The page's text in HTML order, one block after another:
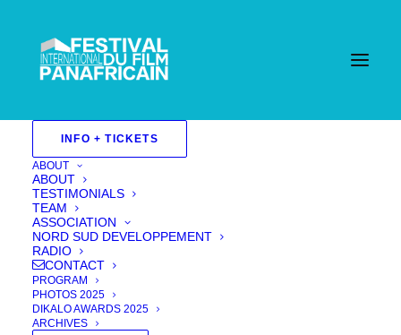
INFO + TICKETS
ABOUT
ABOUT
TESTIMONIALS
TEAM
ASSOCIATION
NORD SUD DEVELOPPEMENT
RADIO
CONTACT
PROGRAM
PHOTOS 2025
DIKALO AWARDS 2025
ARCHIVES